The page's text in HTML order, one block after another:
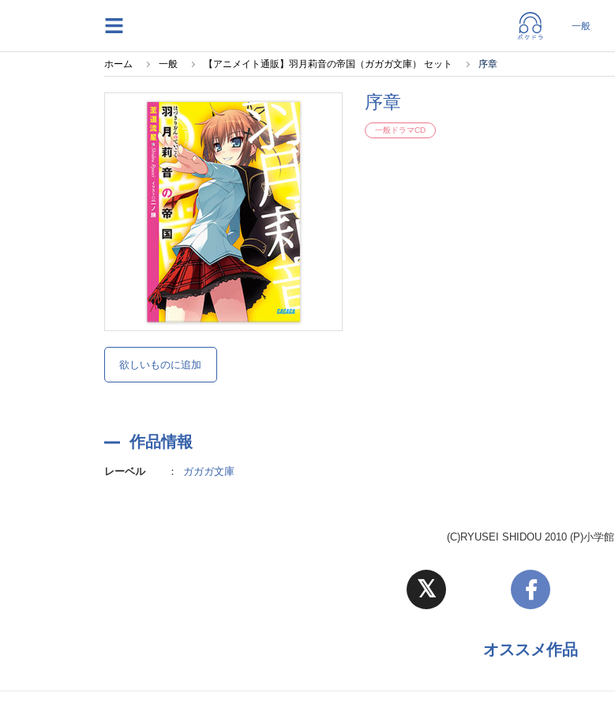
ホーム 一般 【アニメイト通販】羽月莉音の帝国（ガガガ文庫） セット 序章
欲しいものに追加
序章
一般ドラマCD
作品情報
レーベル ： ガガガ文庫
(C)RYUSEI SHIDOU 2010 (P)小学館
オススメ作品